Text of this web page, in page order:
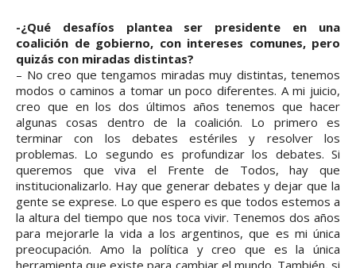
-¿Qué desafíos plantea ser presidente en una
coalición de gobierno, con intereses comunes, pero
quizás con miradas distintas?
– No creo que tengamos miradas muy distintas, tenemos
modos o caminos a tomar un poco diferentes. A mi juicio,
creo que en los dos últimos años tenemos que hacer
algunas cosas dentro de la coalición. Lo primero es
terminar con los debates estériles y resolver los
problemas. Lo segundo es profundizar los debates. Si
queremos que viva el Frente de Todos, hay que
institucionalizarlo. Hay que generar debates y dejar que la
gente se exprese. Lo que espero es que todos estemos a
la altura del tiempo que nos toca vivir. Tenemos dos años
para mejorarle la vida a los argentinos, que es mi única
preocupación. Amo la política y creo que es la única